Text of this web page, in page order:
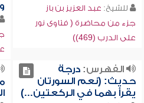
للشيخ: عبد العزيز بن باز
جزء من محاضرة ( فتاوى نور
على الدرب (469))
الفهرس:درجة
حديث: (نعم السورتان
يقرأ بهما في الركعتين...)